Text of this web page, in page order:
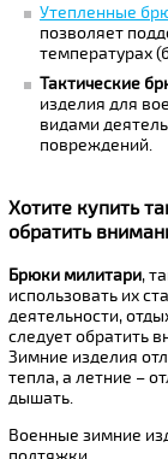
Утепленные
позволяет
температурах
Тактические
изделия для
видами
повреждений.
Хотите купить
обратить
Брюки милитари,
использовать их
деятельности,
следует обратить
Зимние изделия
тепла, а летние –
дышать.
Военные зимние